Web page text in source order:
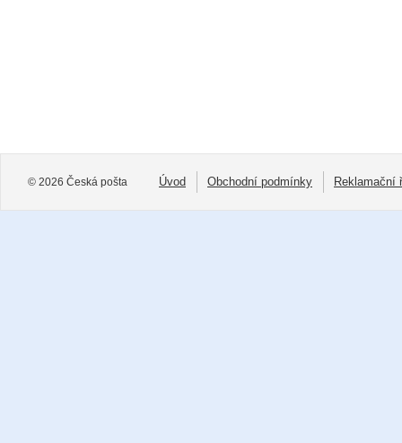
© 2026 Česká pošta Úvod Obchodní podmínky Reklamační